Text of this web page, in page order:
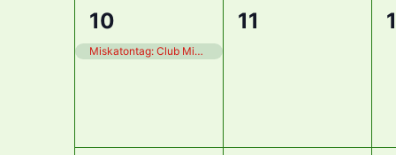
1
Veranstaltung,
10
Miskatontag: Club Miskatonic Podcast
0
11